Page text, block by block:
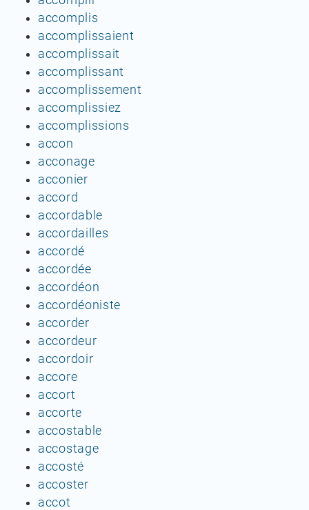
accomplis
accomplissaient
accomplissait
accomplissant
accomplissement
accomplissiez
accomplissions
accon
acconage
acconier
accord
accordable
accordailles
accordé
accordée
accordéon
accordéoniste
accorder
accordeur
accordoir
accore
accort
accorte
accostable
accostage
accosté
accoster
accot